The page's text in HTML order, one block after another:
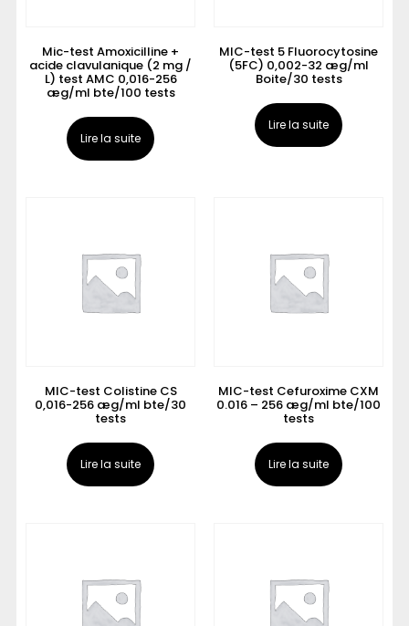
Mic-test Amoxicilline +
acide clavulanique (2 mg /
L) test AMC 0,016-256
æg/ml bte/100 tests
Lire la suite
MIC-test 5 Fluorocytosine
(5FC) 0,002-32 æg/ml
Boite/30 tests
Lire la suite
MIC-test Colistine CS
0,016-256 æg/ml bte/30
tests
Lire la suite
MIC-test Cefuroxime CXM
0.016 – 256 æg/ml bte/100
tests
Lire la suite